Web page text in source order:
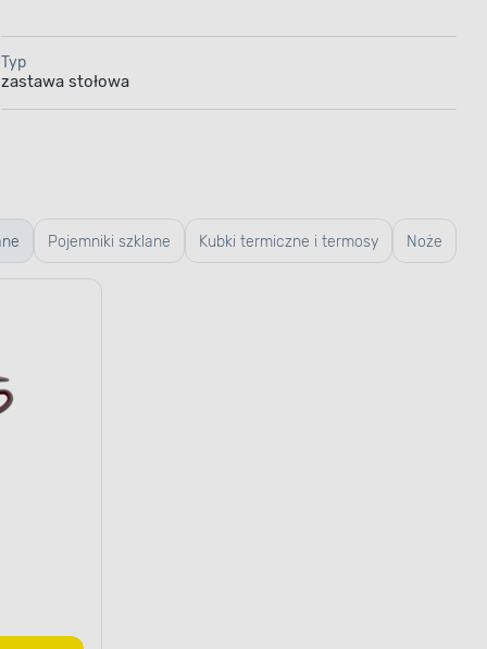
Typ
zastawa stołowa
Pojemniki szklane Kubki termiczne i termosy Noże